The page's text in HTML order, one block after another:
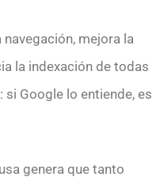
mejora la
la indexación de todas
Google lo entiende, es
genera que tanto